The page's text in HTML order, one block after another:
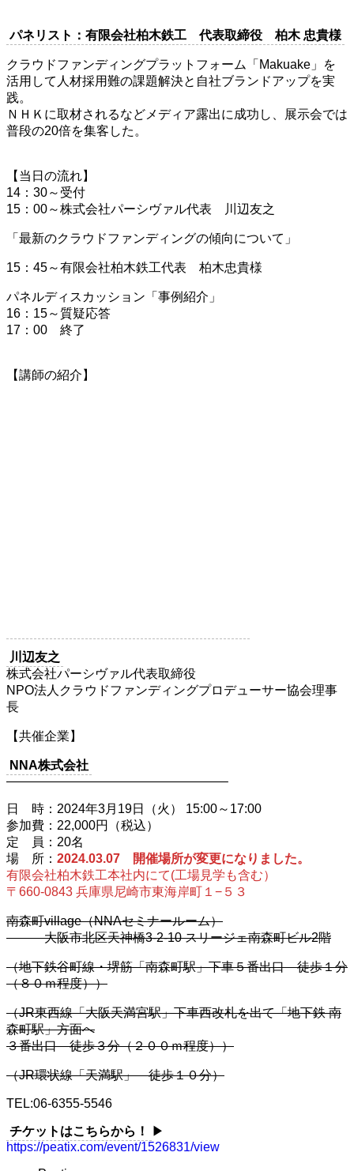
パネリスト：有限会社柏木鉄工 代表取締役 柏木 忠貴様
クラウドファンディングプラットフォーム「Makuake」を
活用して人材採用難の課題解決と自社ブランドアップを実
践。
ＮＨＫに取材されるなどメディア露出に成功し、展示会では
普段の20倍を集客した。
【当日の流れ】
14：30～受付
15：00～株式会社パーシヴァル代表 川辺友之
「最新のクラウドファンディングの傾向について」
15：45～有限会社柏木鉄工代表 柏木忠貴様
パネルディスカッション「事例紹介」
16：15～質疑応答
17：00 終了
【講師の紹介】
川辺友之
株式会社パーシヴァル代表取締役
NPO法人クラウドファンディングプロデューサー協会理事
長
【共催企業】
NNA株式会社
—————————————————–
日 時：2024年3月19日（火） 15:00～17:00
参加費：22,000円（税込）
定 員：20名
場 所： 2024.03.07 開催場所が変更になりました。
有限会社柏木鉄工本社内にて(工場見学も含む）
〒660-0843 兵庫県尼崎市東海岸町１−５３
南森町village（NNAセミナールーム）
大阪市北区天神橋3-2-10 スリージェ南森町ビル2階
（地下鉄谷町線・堺筋「南森町駅」下車５番出口 徒歩１分
（８０ｍ程度））
（JR東西線「大阪天満宮駅」下車西改札を出て「地下鉄 南
森町駅」方面へ
３番出口 徒歩３分（２００ｍ程度））
（JR環状線「天満駅」 徒歩１０分）
TEL:06-6355-5546
チケットはこちらから！
▶
https://peatix.com/event/1526831/view